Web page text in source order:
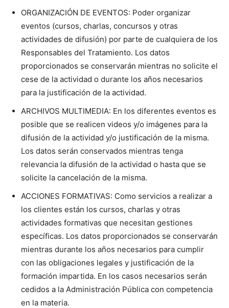
ORGANIZACIÓN DE EVENTOS: Poder organizar
eventos (cursos, charlas, concursos y otras
actividades de difusión) por parte de cualquiera de los
Responsables del Tratamiento. Los datos
proporcionados se conservarán mientras no solicite el
cese de la actividad o durante los años necesarios
para la justificación de la actividad.
ARCHIVOS MULTIMEDIA: En los diferentes eventos es
posible que se realicen videos y/o imágenes para la
difusión de la actividad y/o justificación de la misma.
Los datos serán conservados mientras tenga
relevancia la difusión de la actividad o hasta que se
solicite la cancelación de la misma.
ACCIONES FORMATIVAS: Como servicios a realizar a
los clientes están los cursos, charlas y otras
actividades formativas que necesitan gestiones
específicas. Los datos proporcionados se conservarán
mientras durante los años necesarios para cumplir
con las obligaciones legales y justificación de la
formación impartida. En los casos necesarios serán
cedidos a la Administración Pública con competencia
en la materia.